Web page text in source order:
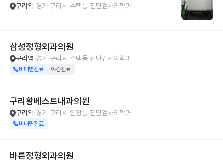
구리역 경기 구리시 수택동 진단검사의학과
삼성정형외과의원
구리역 경기 구리시 수택동 진단검사의학과
비대면진료 야간진료
구리황베스트내과의원
구리역 경기 구리시 인창동 진단검사의학과
비대면진료
바른정형외과의원